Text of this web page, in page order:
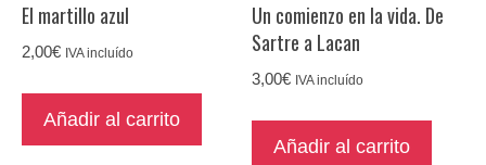
El martillo azul
2,00€ IVA incluído
Añadir al carrito
Un comienzo en la vida. De
Sartre a Lacan
3,00€ IVA incluído
Añadir al carrito